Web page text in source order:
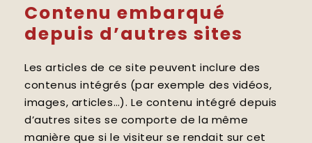
Contenu embarqué
depuis d’autres sites
Les articles de ce site peuvent inclure des
contenus intégrés (par exemple des vidéos,
images, articles…). Le contenu intégré depuis
d’autres sites se comporte de la même
manière que si le visiteur se rendait sur cet